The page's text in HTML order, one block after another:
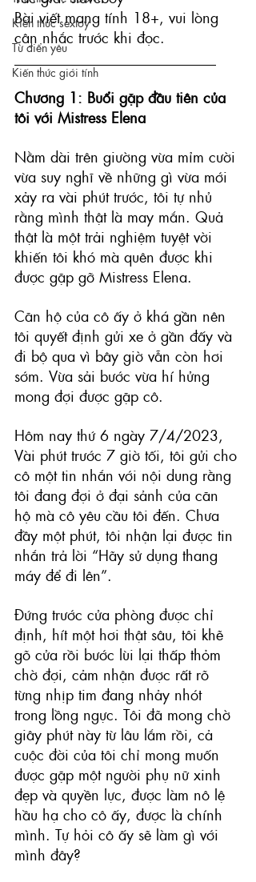
Kiến thức sextoy
Từ điển yêu
Kiến thức giới tính
Bài viết mang tính 18+, vui lòng
cân nhắc trước khi đọc.
____________________________
Chương 1: Buổi gặp đầu tiên của
tôi với Mistress Elena
Nằm dài trên giường vừa mỉm cười
vừa suy nghĩ về những gì vừa mới
xảy ra vài phút trước, tôi tự nhủ
rằng mình thật là may mắn. Quả
thật là một trải nghiệm tuyệt vời
khiến tôi khó mà quên được khi
được gặp gỡ Mistress Elena.
Căn hộ của cô ấy ở khá gần nên
tôi quyết định gửi xe ở gần đấy và
đi bộ qua vì bây giờ vẫn còn hơi
sớm. Vừa sải bước vừa hí hửng
mong đợi được gặp cô.
Hôm nay thứ 6 ngày 7/4/2023,
Vài phút trước 7 giờ tối, tôi gửi cho
cô một tin nhắn với nội dung rằng
tôi đang đợi ở đại sảnh của căn
hộ mà cô yêu cầu tôi đến. Chưa
đầy một phút, tôi nhận lại được tin
nhắn trả lời “Hãy sử dụng thang
máy để đi lên”.
Đứng trước cửa phòng được chỉ
định, hít một hơi thật sâu, tôi khẽ
gõ cửa rồi bước lùi lại thấp thỏm
chờ đợi, cảm nhận được rất rõ
từng nhịp tim đang nhảy nhót
trong lồng ngực. Tôi đã mong chờ
giây phút này từ lâu lắm rồi, cả
cuộc đời của tôi chỉ mong muốn
được gặp một người phụ nữ xinh
đẹp và quyền lực, được làm nô lệ
hầu hạ cho cô ấy, được là chính
mình. Tự hỏi cô ấy sẽ làm gì với
mình đây?